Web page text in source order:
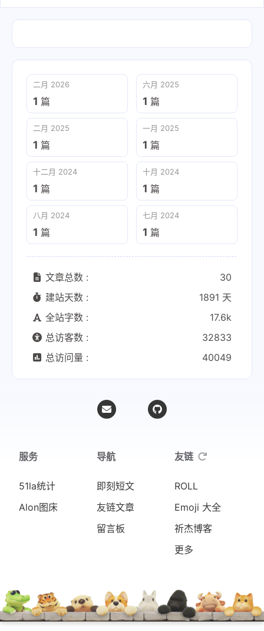
二月 2026
1 篇
六月 2025
1 篇
二月 2025
1 篇
一月 2025
1 篇
十二月 2024
1 篇
十月 2024
1 篇
八月 2024
1 篇
七月 2024
1 篇
文章总数 :
30
建站天数 :
1891 天
全站字数 :
17.6k
总访客数 :
32833
总访问量 :
40049
服务
51la统计
Alon图床
导航
即刻短文
友链文章
留言板
友链
ROLL
Emoji 大全
祈杰博客
更多